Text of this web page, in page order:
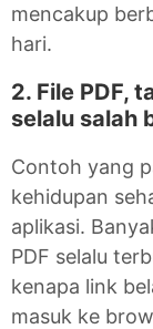
mencakup
hari.
2. File PDF,
selalu salah
Contoh yang
kehidupan
aplikasi.
PDF selalu
kenapa link
masuk ke